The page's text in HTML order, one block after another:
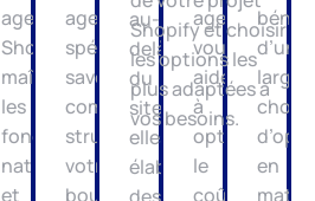
agence
Shopify
maîtrise
les
fonctionnalités
natives
et
agences
spécialisées
savent
comment
structurer
votre
boutique
au-
delà
du
site,
elles
élaborent
agence
vous
aide
à
optimiser
le
coût
d’un
large
choix
en
Shopify et choisir
les options les
plus adaptées à
vos besoins.